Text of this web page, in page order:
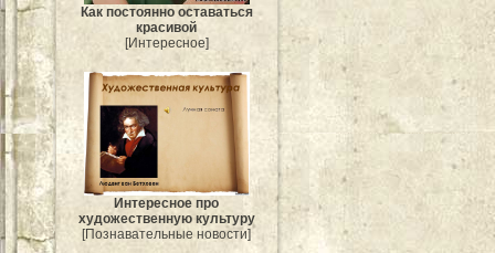
Как постоянно оставаться
красивой
[Интересное]
Интересное про
художественную культуру
[Познавательные новости]